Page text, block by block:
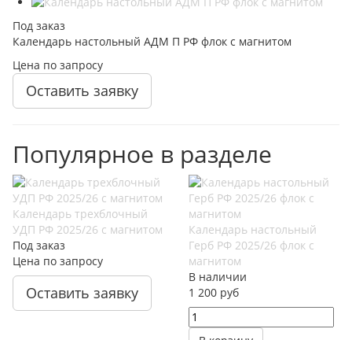
Под заказ
Календарь настольный АДМ П РФ флок с магнитом
Цена по запросу
Оставить заявку
Популярное в разделе
Календарь трехблочный
УДП РФ 2025/26 с магнитом
Под заказ
Цена по запросу
Оставить заявку
Календарь настольный
Герб РФ 2025/26 флок с
магнитом
В наличии
1 200 руб